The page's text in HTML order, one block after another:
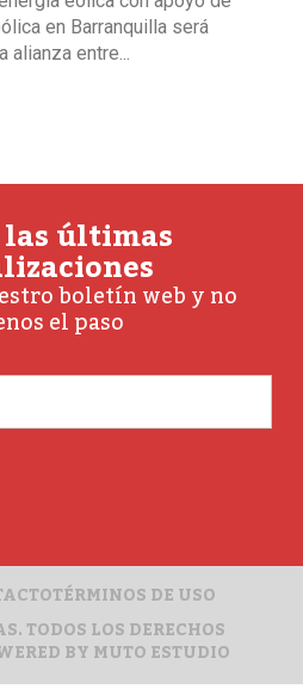
en Barranquilla será
entre...
las últimas
boletín web y no
el paso
TODOS LOS DERECHOS
BYMUTO ESTUDIO
TÉRMINOS DE USO